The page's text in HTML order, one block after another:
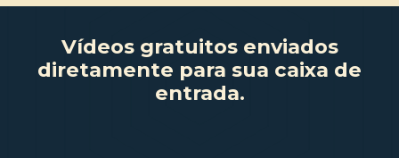
Vídeos gratuitos enviados
diretamente para sua caixa de
entrada.